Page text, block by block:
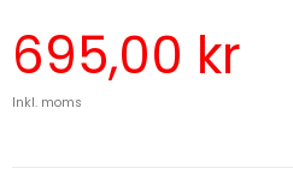
695,00 kr
Inkl. moms